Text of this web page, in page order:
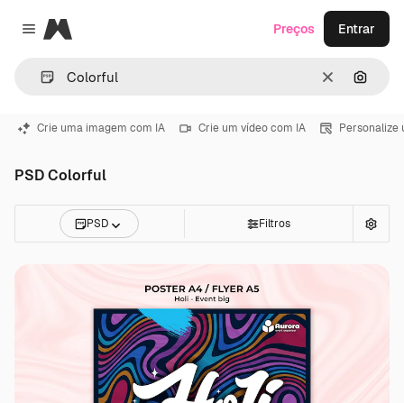
Close menu
Magnific
Limpar
Preços Entrar
Crie uma imagem com IA Crie um vídeo com IA Personalize
PSD Colorful
PSD Filtros